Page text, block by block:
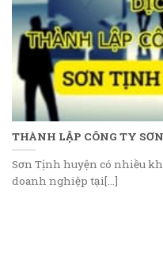
THÀNH LẬP CÔNG TY
Sơn Tịnh huyện có nhiều
doanh nghiệp tại[...]